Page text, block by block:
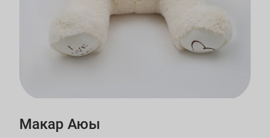
Макар Аюы